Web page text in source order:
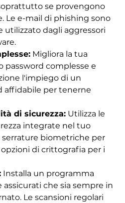
se provengono
Le e-mail di phishing sono
dagli aggressori
Migliora la tua
password complesse e
l'impiego di un
affidabile per tenerne
di sicurezza:Utilizza le
integrate nel tuo
serrature biometriche per
di crittografia per i
Installa un programma
che sia sempre in
Le scansioni regolari